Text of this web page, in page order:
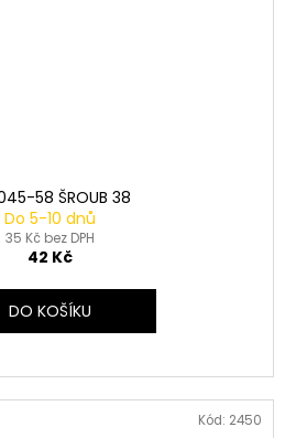
58 ŠROUB 38
Do 5-10 dnů
35 Kč bez DPH
42 Kč
DO KOŠÍKU
Kód: 2450